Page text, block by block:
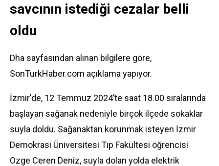
savcının istediği cezalar belli
oldu
Dha sayfasından alınan bilgilere göre,
SonTurkHaber.com açıklama yapıyor.
İzmir'de, 12 Temmuz 2024’te saat 18.00 sıralarında
başlayan sağanak nedeniyle birçok ilçede sokaklar
suyla doldu. Sağanaktan korunmak isteyen İzmir
Demokrasi Üniversitesi Tıp Fakültesi öğrencisi
Özge Ceren Deniz, suyla dolan yolda elektrik